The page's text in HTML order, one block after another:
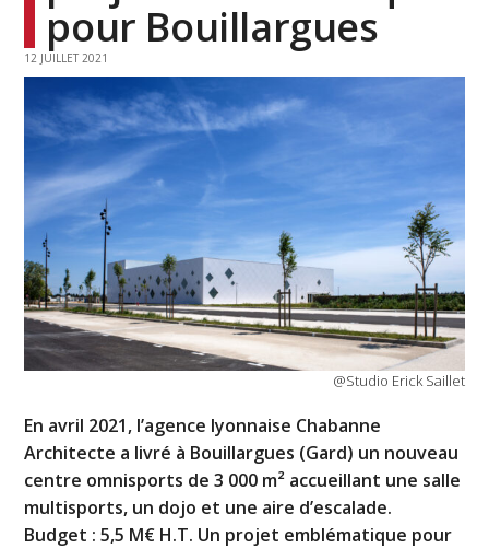
pour Bouillargues
12 JUILLET 2021
@Studio Erick Saillet
En avril 2021, l’agence lyonnaise Chabanne
Architecte a livré à Bouillargues (Gard) un nouveau
centre omnisports de 3 000 m² accueillant une salle
multisports, un dojo et une aire d’escalade.
Budget : 5,5 M€ H.T. Un projet emblématique pour